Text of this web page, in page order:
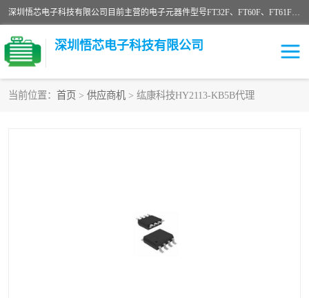
深圳悟芯电子科技有限公司目前主营的电子元器件型号FT32F、FT60F、FT61F、FT62F、FT64F、FT61FC、MCU EEPROM MOS LDO 稳压管 触摸IC DC-DC AC-DC 协议IC等，广泛应用于LED射灯、LED日光灯、等诸多领域。
深圳悟芯电子科技有限公司
当前位置： 首页 > 供应商机 > 纮康科技HY2113-KB5B代理